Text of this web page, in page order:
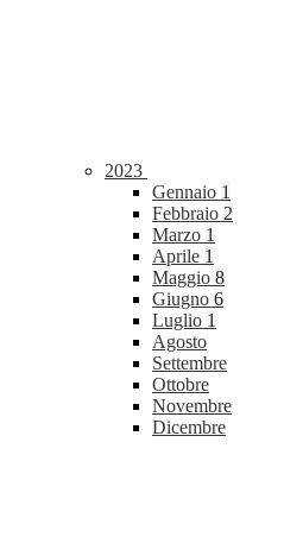
2023
Gennaio 1
Febbraio 2
Marzo 1
Aprile 1
Maggio 8
Giugno 6
Luglio 1
Agosto
Settembre
Ottobre
Novembre
Dicembre